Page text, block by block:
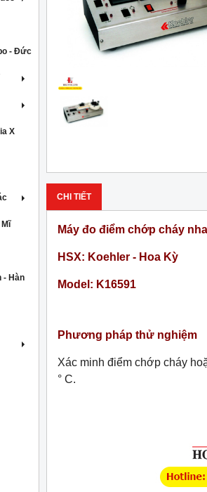
- Đức
X
- Hàn
CHI TIẾT
Máy đo điểm chớp cháy
HSX: Koehler - Hoa Kỳ
Model: K16591
Phương pháp thử nghiệm
Xác minh điểm chớp cháy
° C.